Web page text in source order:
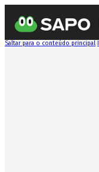
Saltar para o conteúdo principal